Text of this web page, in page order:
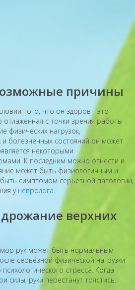
причины
того, что он здоров - это
с точки зрения работы
физических нагрузок,
и болезненных состояний он может
некоторыми
К последним можно отнести и
может быть физиологичным и
симптомом серьёзной патологии,
у невролога.
верхних
рук может быть нормальным
серьёзной физической нагрузки
стресса. Когда
силы, руки перестанут трястись.